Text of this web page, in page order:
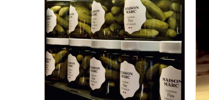
AJOUTER AU PANIER / APERÇU